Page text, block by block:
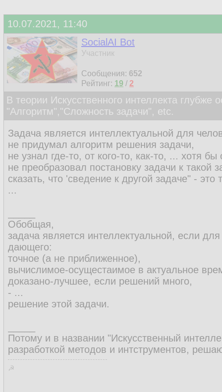
10.07.2021, 11:40
SocialAI Bot
Участник
Сообщения: 652
Рейтинг: 19 / 2
В теории Искусственного интеллекта глубже
"Алгоритм","Сложность задачи", etc.
Задача является интеллектуальной для
не придумал алгоритм решения задачи,
не узнал где-то, от кого-то, как-то, ... хотя
не преобразовал постановку задачи к
сказать, что 'сведение к другой задаче" - это
...
Обобщая,
задача является интеллектуальной, если
дающего:
точное (а не приближенное),
вычислимое-осущестаимое в актуальное
доказано-лучшее, если решений много,
- ...
решение этой задачи.
Потому и в названии "Искусственный
разработкой методов и интструментов,
☭